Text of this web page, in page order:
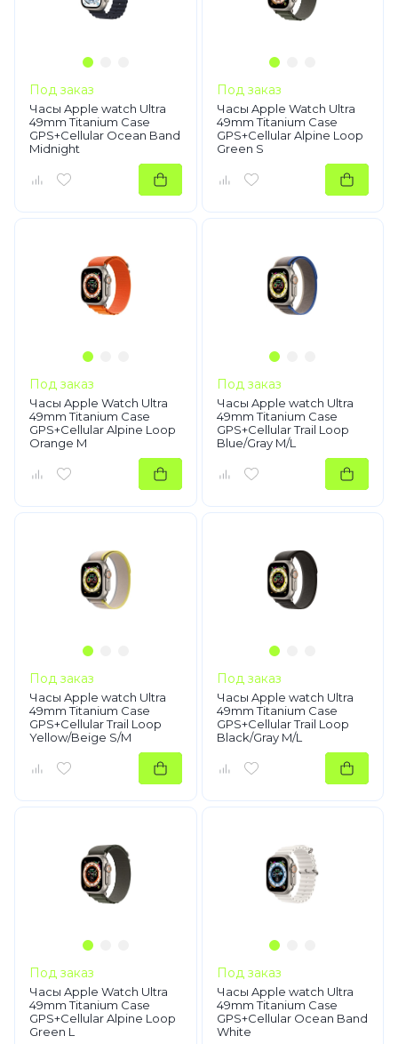
Под заказ
Часы Apple watch Ultra
49mm Titanium Case
GPS+Cellular Ocean Band
Midnight
Под заказ
Часы Apple Watch Ultra
49mm Titanium Case
GPS+Cellular Alpine Loop
Green S
Под заказ
Часы Apple Watch Ultra
49mm Titanium Case
GPS+Cellular Alpine Loop
Orange M
Под заказ
Часы Apple watch Ultra
49mm Titanium Case
GPS+Cellular Trail Loop
Blue/Gray M/L
Под заказ
Часы Apple watch Ultra
49mm Titanium Case
GPS+Cellular Trail Loop
Yellow/Beige S/M
Под заказ
Часы Apple watch Ultra
49mm Titanium Case
GPS+Cellular Trail Loop
Black/Gray M/L
Под заказ
Часы Apple Watch Ultra
49mm Titanium Case
GPS+Cellular Alpine Loop
Green L
Под заказ
Часы Apple watch Ultra
49mm Titanium Case
GPS+Cellular Ocean Band
White